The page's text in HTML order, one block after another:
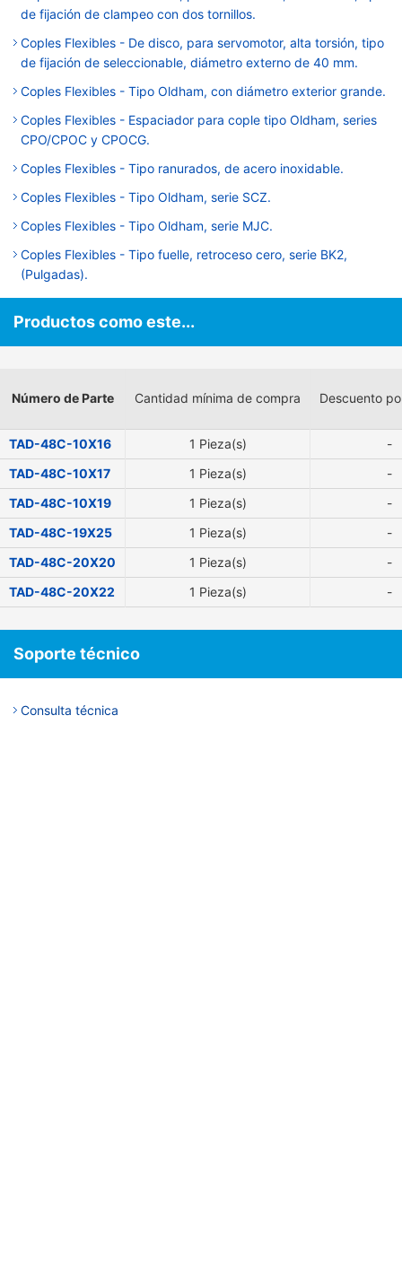
de fijación de clampeo con dos tornillos.
Coples Flexibles - De disco, para servomotor, alta torsión, tipo
de fijación de seleccionable, diámetro externo de 40 mm.
Coples Flexibles - Tipo Oldham, con diámetro exterior grande.
Coples Flexibles - Espaciador para cople tipo Oldham, series
CPO/CPOC y CPOCG.
Coples Flexibles - Tipo ranurados, de acero inoxidable.
Coples Flexibles - Tipo Oldham, serie SCZ.
Coples Flexibles - Tipo Oldham, serie MJC.
Coples Flexibles - Tipo fuelle, retroceso cero, serie BK2,
(Pulgadas).
Productos como este...
Número de Parte Cantidad mínima de compra Descuento
TAD-48C-10X16 1 Pieza(s)
-
TAD-48C-10X17
1 Pieza(s)
-
TAD-48C-10X19
1 Pieza(s)
-
TAD-48C-19X25
1 Pieza(s)
-
TAD-48C-20X20
1 Pieza(s)
-
TAD-48C-20X22
1 Pieza(s) -
Soporte técnico
Consulta técnica